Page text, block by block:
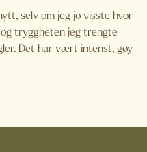
selv om jeg jo visste hvor
tryggheten jeg trengte
Det har vært intenst, gøy